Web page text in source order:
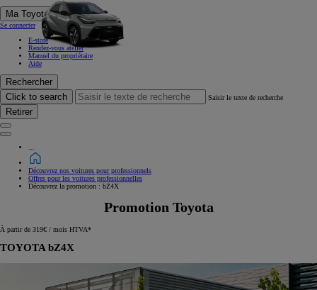
Ma Toyota
Se connecter
E-store
Rendez-vous atelier
Manuel du propriétaire
Aide
Rechercher
Click to search
Saisir le texte de recherche
Retirer
Découvrez nos voitures pour professionnels
Offres pour les voitures professionnelles
Découvrez la promotion : bZ4X
Promotion Toyota
À partir de 319€ / mois HTVA*
TOYOTA bZ4X